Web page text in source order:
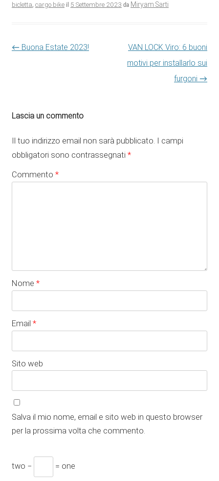
bicletta, cargo bike il 5 Settembre 2023 da Miryam Sarti
Navigazione articolo
← Buona Estate 2023!
VAN LOCK Viro: 6 buoni
motivi per installarlo sui
furgoni →
Lascia un commento
Il tuo indirizzo email non sarà pubblicato. I campi
obbligatori sono contrassegnati *
Commento *
Nome *
Email *
Sito web
Salva il mio nome, email e sito web in questo browser
per la prossima volta che commento.
two − = one